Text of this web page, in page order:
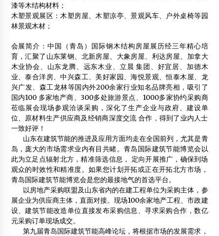
品牌油漆陷入炒作门 环保涂料再惹争议
2012年3月28日
2015年1月13日
2014中国木质建材与绿色建筑产业新技术交流大会
2014年11月20日
木结构建筑或将引领“负碳”新趋势
2012年2月5日
漆等木结构材料；
木塑景观展区：木塑房屋、木塑凉亭、景观风车、户外桌椅等园
林景观木材；
会展简介：中国（青岛）国际钢木结构房屋展历经三年精心培
育，汇聚了山东莱钢、北新房屋、大象房屋、利达房屋、加拿大
木业协会、山东龙腾、远东木业、立晨 集团、好宜居、加德木
业、泰合洋房、中兴森工、美好家园、海悦景观、恒泰木屋、龙
兴广发、森工龙林等国内外200余家行业知名品牌亮相，吸引了
国内100 多家地产商、300多处旅游景点、1000多家协约采购商
莅临展会现场参观洽谈采购，深化了生产企业与政府、建设单
位、原材料生产供应商及经销商深度交流 合作，得到了业内人士
一致好评！
山东在建筑节能的推进及应用方面均走在全国前列，尤其是青
岛，庞大的市场需求业内有目共睹。青岛国际建筑节能博览会以
此为立足点辐射北方，精准筛选信息， 定向开展推广，确保到场
观众的时效性和精准度。如果您计划开拓或正在开拓北方市场，
青岛国际建筑节能博览会是您的最接地气的首选平台。
以房地产采购联盟及山东省内的在建工程单位为采购主体，参
展企业为供应商主体，直面对接。现场100余家地产工程、市政建
设、建筑节能改造单位直接发布采购信息、寻求采购合作，数亿
元采购订单现场成交。
第九届青岛国际建筑节能高峰论坛，将根据市场的发展需求，